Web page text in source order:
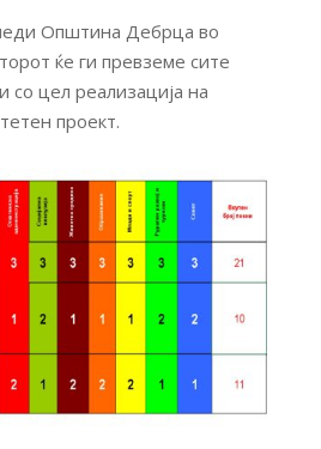
Општина Дебрца во
ќе ги превземе сите
со цел реализација на
проект.